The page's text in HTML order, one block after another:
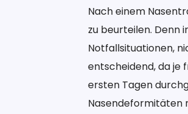
Nach einem
zu beurteilen. Denn
Notfallsituationen,
entscheidend, da je
ersten Tagen
Nasendeformitäten